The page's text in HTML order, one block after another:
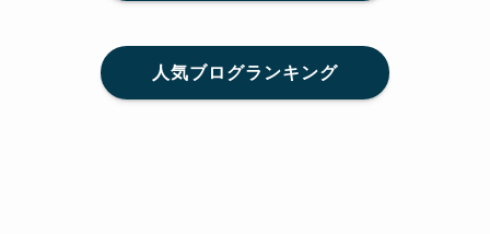
人気ブログランキング